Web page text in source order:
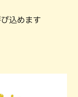
込めます